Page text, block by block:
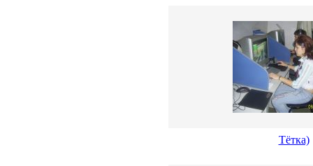
Тётка)